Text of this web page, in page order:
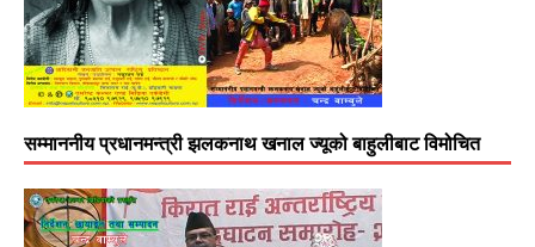
सम्माननीय प्रधानमन्त्री झलकनाथ खनाल ज्यूको बाहुलीबाट विमोचित